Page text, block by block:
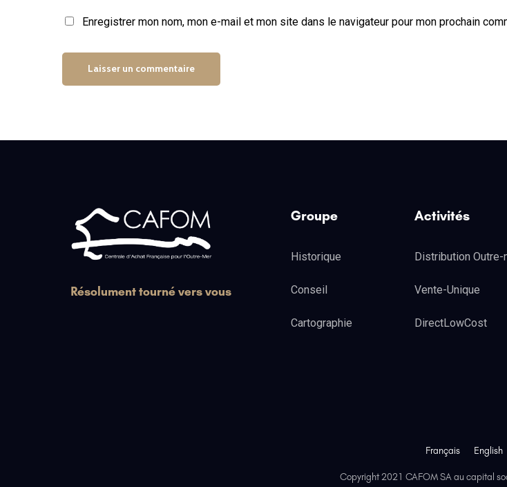
Enregistrer mon nom, mon e-mail et mon site dans le navigateur pour mon prochain
Résolument tourné vers vous
Groupe
Historique
Conseil
Cartographie
Activités
Distribution Outre-
Vente-Unique
DirectLowCost
Français English
Copyright 2021 CAFOM SA au capital